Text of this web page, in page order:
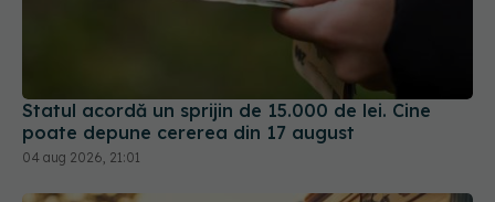
Statul acordă un sprijin de 15.000 de lei. Cine
poate depune cererea din 17 august
04 aug 2026, 21:01